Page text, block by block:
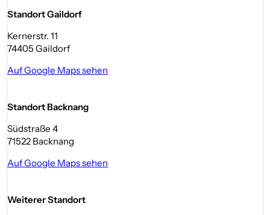
Standort Gaildorf
Kernerstr. 11
74405 Gaildorf
Auf Google Maps sehen
Standort Backnang
Südstraße 4
71522 Backnang
Auf Google Maps sehen
Weiterer Standort